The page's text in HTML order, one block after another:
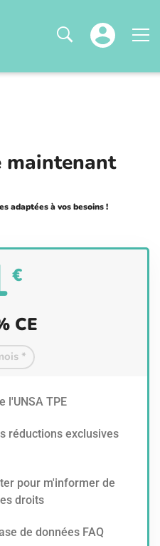
maintenant
adaptées à vos besoins !
€
CE
*
l'UNSA TPE
réductions exclusives
pour m'informer de
droits
de données FAQ